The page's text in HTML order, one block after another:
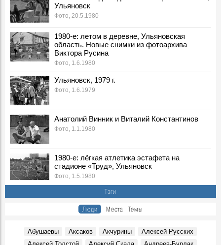
Герои, 3 Сентября 1957
«Наше общее достояние, проблема и беда». Что будет с
разрушающимся зданием инфака УлГПУ?
Места, 8 Июня 1957
Села, деревни, поселки Вешкаймского района. Вешкайма
(из книги «Наш родной Вешкаймский край»)
Места, 30 Мая 1957
Фотограф Владимир Ламзин: о «тайной» съемке Путина и
мечте о Галапагосских островах
Герои, 19 Апреля 1957
Научные сотрудники Государственного архива
Ульяновской области, 1957-1958 гг.
Фото, 10 Марта 1957
Вечерние посиделки. Панская слобода. 1957 г.
Фото, 20 Мая 1957
Полярник из Павловки
Герои, 17 Ноября 1957
Воспоминания, 4 Апреля 1957
крупнейшего российского учёного Николая Тулайкова
Воспоминания, 26 Июля 1957
Ульяновск
Фото, 20.5.1980
1980-е: летом в деревне, Ульяновская
область. Новые снимки из фотоархива
Виктора Русина
Фото, 1.6.1980
Ульяновск, 1979 г.
Фото, 1.6.1979
Анатолий Винник и Виталий Константинов
Фото, 1.1.1980
1980-е: лёгкая атлетика эстафета на
стадионе «Труд», Ульяновск
Фото, 1.5.1980
Тэги
Люди Места Темы
Абушаевы Аксаков Акчурины
Алексей Русских